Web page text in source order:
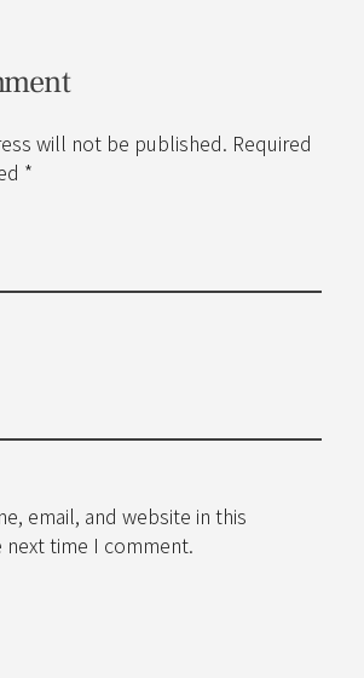
will not be published. Required
*
email, and website in this
time I comment.